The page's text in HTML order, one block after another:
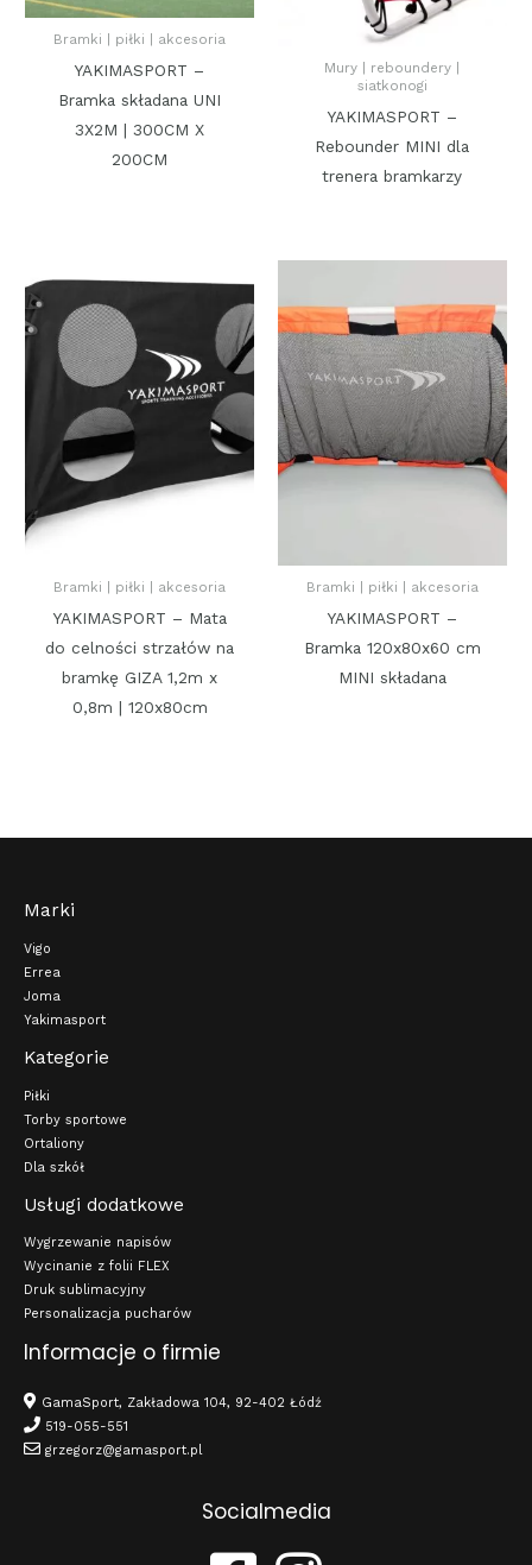
Bramki | piłki | akcesoria
YAKIMASPORT –
Bramka składana UNI
3X2M | 300CM X
200CM
Mury | reboundery |
siatkonogi
YAKIMASPORT –
Rebounder MINI dla
trenera bramkarzy
Bramki | piłki | akcesoria
YAKIMASPORT – Mata
do celności strzałów na
bramkę GIZA 1,2m x
0,8m | 120x80cm
Bramki | piłki | akcesoria
YAKIMASPORT –
Bramka 120x80x60 cm
MINI składana
Marki
Vigo
Errea
Joma
Yakimasport
Kategorie
Piłki
Torby sportowe
Ortaliony
Dla szkół
Usługi dodatkowe
Wygrzewanie napisów
Wycinanie z folii FLEX
Druk sublimacyjny
Personalizacja pucharów
Informacje o firmie
GamaSport, Zakładowa 104, 92-402 Łódź
519-055-551
grzegorz@gamasport.pl
Socialmedia